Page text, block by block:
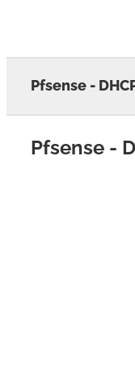
Pfsense -
Pfsense -